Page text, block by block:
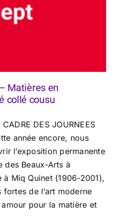
Matières en
collé cousu
DES JOURNEES
année encore, nous
l’exposition permanente
des Beaux-Arts à
à Miq Quinet (1906-2001),
fortes de l’art moderne
pour la matière et